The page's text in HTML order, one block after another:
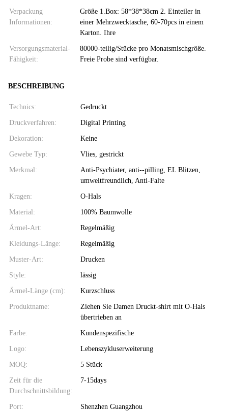
Verpackung
Informationen:
Größe 1.Box: 58*38*38cm 2. Einteiler in
einer Mehrzwecktasche, 60-70pcs in einem
Karton. Ihre
Versorgungsmaterial-
Fähigkeit:
80000-teilig/Stücke pro Monatsmischgröße.
Freie Probe sind verfügbar.
BESCHREIBUNG
Technics: Gedruckt
Druckverfahren: Digital Printing
Dekoration: Keine
Gewebe Typ: Vlies, gestrickt
Merkmal:
Anti-Psychiater, anti--pilling, EL Blitzen,
umweltfreundlich, Anti-Falte
Kragen: O-Hals
Material: 100% Baumwolle
Ärmel-Art: Regelmäßig
Kleidungs-Länge: Regelmäßig
Muster-Art: Drucken
Style: lässig
Ärmel-Länge (cm): Kurzschluss
Produktname:
Ziehen Sie Damen Druckt-shirt mit O-Hals
übertrieben an
Farbe: Kundenspezifische
Logo: Lebenszykluserweiterung
MOQ: 5 Stück
Zeit für die
Durchschnittsbildung:
7-15days
Port: Shenzhen Guangzhou